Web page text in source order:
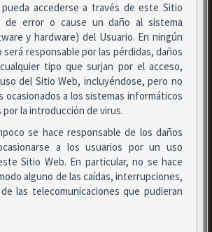
accederse a través de este Sitio
de error o cause un daño al sistema
y hardware) del Usuario. En ningún
será responsable por las pérdidas, daños
tipo que surjan por el acceso,
del Sitio Web, incluyéndose, pero no
ocasionados a los sistemas informáticos
por la introducción de virus.
se hace responsable de los daños
a los usuarios por un uso
Sitio Web. En particular, no se hace
alguno de las caídas, interrupciones,
las telecomunicaciones que pudieran